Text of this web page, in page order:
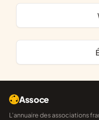
Assoce
L'annuaire des associations françaises, construit sur les données